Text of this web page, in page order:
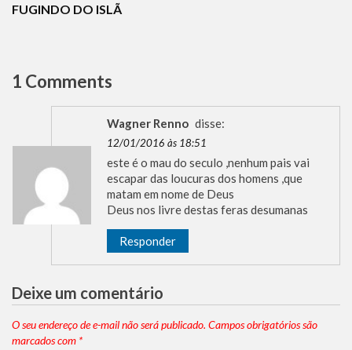
FUGINDO DO ISLÃ
1 Comments
Wagner Renno disse:
12/01/2016 às 18:51
este é o mau do seculo ,nenhum pais vai
escapar das loucuras dos homens ,que
matam em nome de Deus
Deus nos livre destas feras desumanas
Responder
Deixe um comentário
O seu endereço de e-mail não será publicado. Campos obrigatórios são
marcados com *